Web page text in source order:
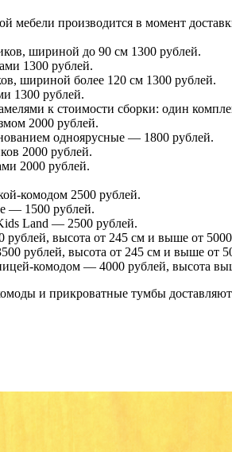
мебели производится в момент
шириной до 90 см 1300 рублей.
1300 рублей.
шириной более 120 см 1300 рублей.
1300 рублей.
к стоимости сборки: один
2000 рублей.
одноярусные — 1800 рублей.
2000 рублей.
2000 рублей.
комодом 2500 рублей.
— 1500 рублей.
Land — 2500 рублей.
высота от 245 см и выше от 5000
рублей, высота от 245 см и выше от
комодом — 4000 рублей, высота
и прикроватные тумбы